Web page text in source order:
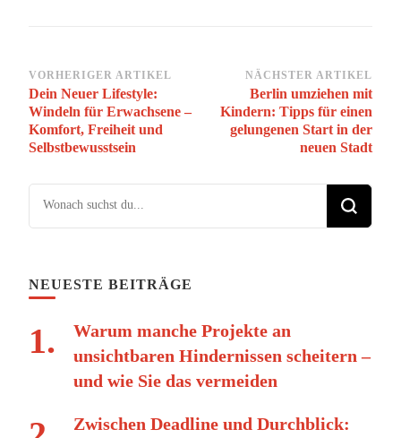
Beitragsnavigation
VORHERIGER ARTIKEL
Dein Neuer Lifestyle:
Windeln für Erwachsene –
Komfort, Freiheit und
Selbstbewusstsein
NÄCHSTER ARTIKEL
Berlin umziehen mit
Kindern: Tipps für einen
gelungenen Start in der
neuen Stadt
Suchst du nach etwas?
NEUESTE BEITRÄGE
Warum manche Projekte an
unsichtbaren Hindernissen scheitern –
und wie Sie das vermeiden
Zwischen Deadline und Durchblick: